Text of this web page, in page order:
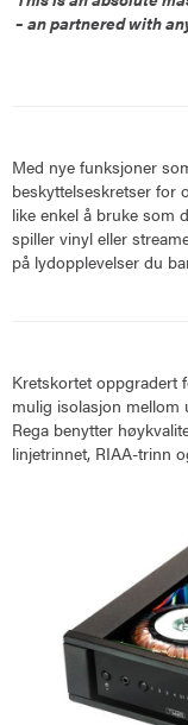
– an partnered with
Med nye funksjoner
beskyttelseskretser for
like enkel å bruke som
spiller vinyl eller
på lydopplevelser du
Kretskortet oppgradert
mulig isolasjon
Rega benytter
linjetrinnet, RIAA-trinn